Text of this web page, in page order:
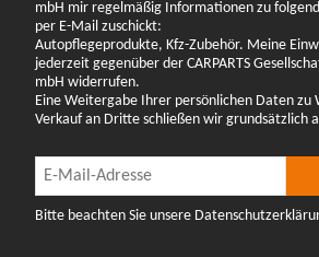
mbH mir regelmäßig Informationen zu
per E-Mail zuschickt:
Autopflegeprodukte, Kfz-Zubehör. Meine
jederzeit gegenüber der CARPARTS
mbH widerrufen.
Eine Weitergabe Ihrer persönlichen Daten zu
Verkauf an Dritte schließen wir grundsätzlich
Newsletter Abonnieren
Bitte beachten Sie unsere